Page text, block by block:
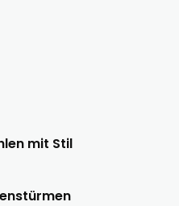
mit Stil